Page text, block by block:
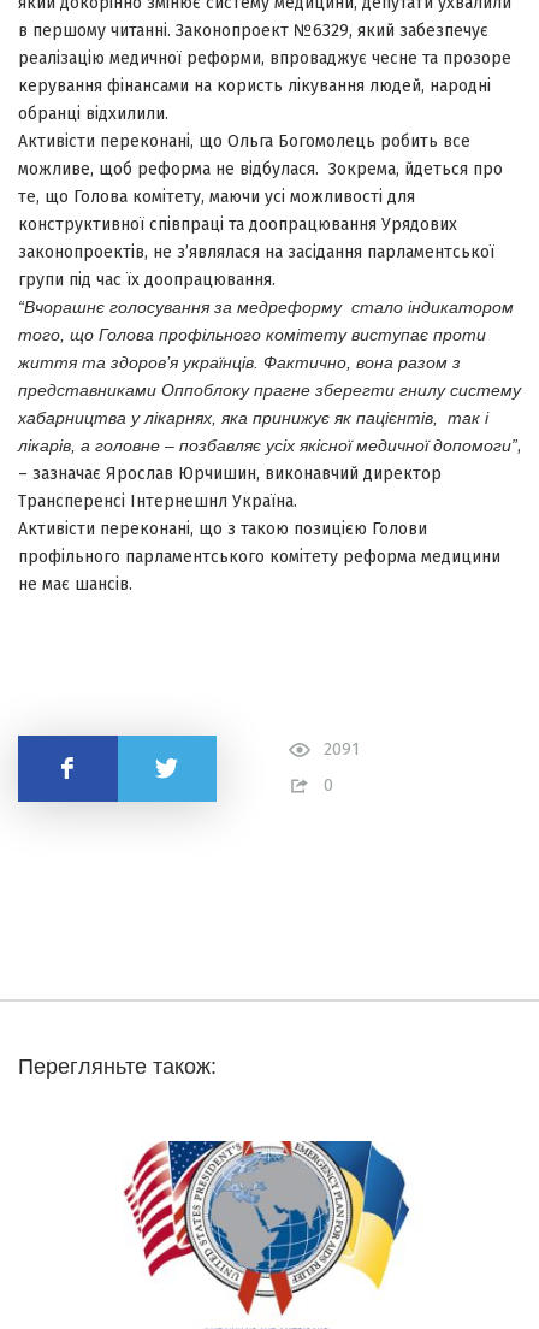
в першому читанні. Законопроект №6329, який забезпечує
реалізацію медичної реформи, впроваджує чесне та прозоре
керування фінансами на користь лікування людей, народні
обранці відхилили.
Активісти переконані, що Ольга Богомолець робить все
можливе, щоб реформа не відбулася. Зокрема, йдеться про
те, що Голова комітету, маючи усі можливості для
конструктивної співпраці та доопрацювання Урядових
законопроектів, не з’являлася на засідання парламентської
групи під час їх доопрацювання.
“Вчорашнє голосування за медреформу стало індикатором
того, що Голова профільного комітету виступає проти
життя та здоров’я українців. Фактично, вона разом з
представниками Оппоблоку прагне зберегти гнилу систему
хабарництва у лікарнях, яка принижує як пацієнтів, так і
лікарів, а головне – позбавляє усіх якісної медичної допомоги”,
– зазначає Ярослав Юрчишин, виконавчий директор
Трансперенсі Інтернешнл Україна.
Активісти переконані, що з такою позицією Голови
профільного парламентського комітету реформа медицини
не має шансів.
2091
0
Поділитись
Перегляньте також: